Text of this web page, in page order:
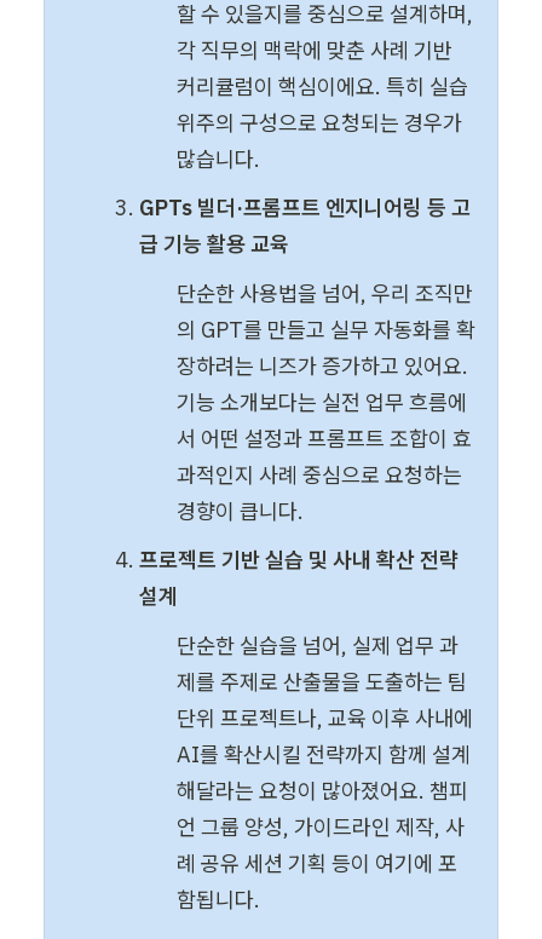
할 수 있을지를 중심으로 설계하며,
각 직무의 맥락에 맞춘 사례 기반
커리큘럼이 핵심이에요. 특히 실습
위주의 구성으로 요청되는 경우가
많습니다.
GPTs 빌더·프롬프트 엔지니어링 등 고
급 기능 활용 교육
단순한 사용법을 넘어, 우리 조직만
의 GPT를 만들고 실무 자동화를 확
장하려는 니즈가 증가하고 있어요.
기능 소개보다는 실전 업무 흐름에
서 어떤 설정과 프롬프트 조합이 효
과적인지 사례 중심으로 요청하는
경향이 큽니다.
프로젝트 기반 실습 및 사내 확산 전략
설계
단순한 실습을 넘어, 실제 업무 과
제를 주제로 산출물을 도출하는 팀
단위 프로젝트나, 교육 이후 사내에
AI를 확산시킬 전략까지 함께 설계
해달라는 요청이 많아졌어요. 챔피
언 그룹 양성, 가이드라인 제작, 사
례 공유 세션 기획 등이 여기에 포
함됩니다.